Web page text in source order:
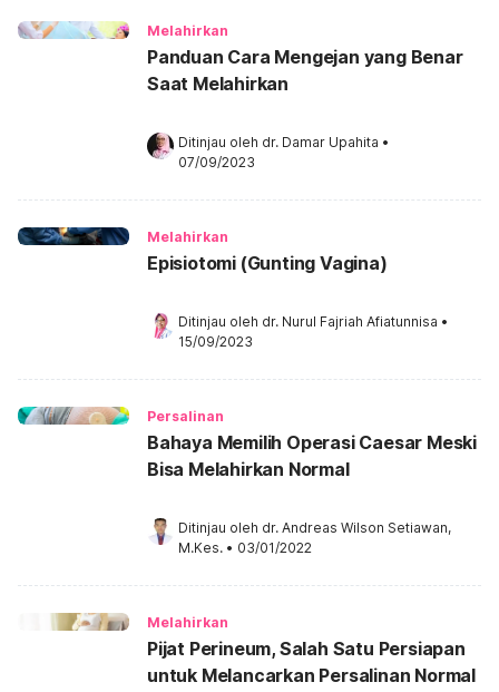
Melahirkan
Panduan Cara Mengejan yang Benar
Saat Melahirkan
Ditinjau oleh dr. Damar Upahita •
07/09/2023
Melahirkan
Episiotomi (Gunting Vagina)
Ditinjau oleh dr. Nurul Fajriah Afiatunnisa •
15/09/2023
Persalinan
Bahaya Memilih Operasi Caesar Meski
Bisa Melahirkan Normal
Ditinjau oleh dr. Andreas Wilson Setiawan,
M.Kes. • 03/01/2022
Melahirkan
Pijat Perineum, Salah Satu Persiapan
untuk Melancarkan Persalinan Normal